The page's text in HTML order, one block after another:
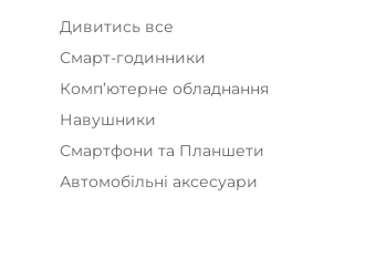
Дивитись все
Смарт-годинники
Комп’ютерне обладнання
Навушники
Смартфони та Планшети
Автомобільні аксесуари